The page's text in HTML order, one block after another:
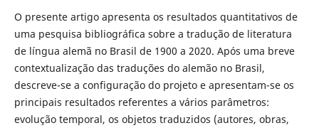
O presente artigo apresenta os resultados quantitativos de
uma pesquisa bibliográfica sobre a tradução de literatura
de língua alemã no Brasil de 1900 a 2020. Após uma breve
contextualização das traduções do alemão no Brasil,
descreve-se a configuração do projeto e apresentam-se os
principais resultados referentes a vários parâmetros:
evolução temporal, os objetos traduzidos (autores, obras,